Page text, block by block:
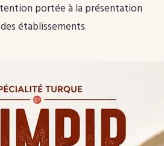
portée à la présentation
établissements.